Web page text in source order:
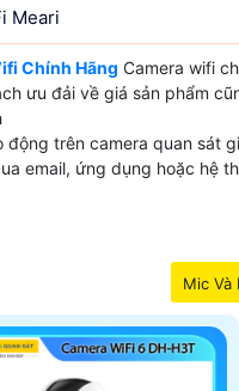
Meari WIFI
wifi chính hãng
chất lượng dịch vụ tốt
WIFI
IPC-F42FEP-D Chính
Ezviz TY1
Chính Hãng C1C-B
Chính Hãng Camera wifi
ưu đải về giá sản phẩm
động trên camera quan sát
email, ứng dụng hoặc hệ
Mic Và